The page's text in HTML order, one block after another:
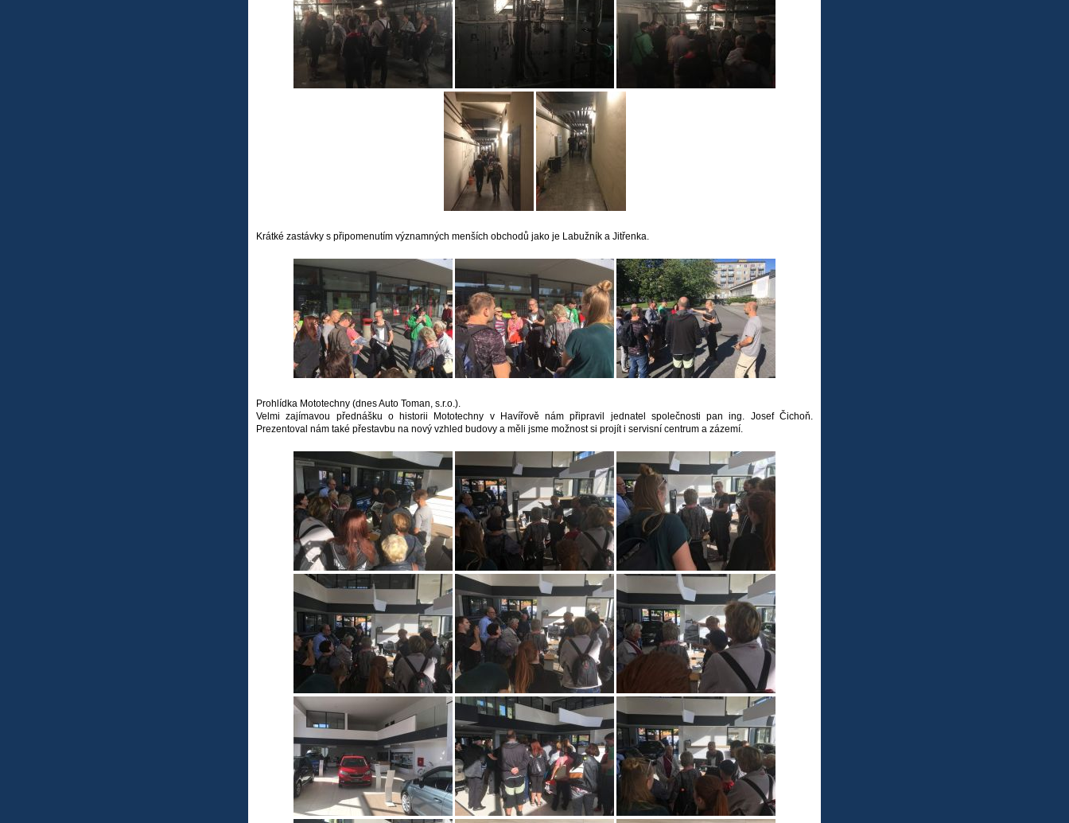
Krátké zastávky s připomenutím významných menších obchodů jako je Labužník a Jitřenka.
Prohlídka Mototechny (dnes Auto Toman, s.r.o.).
Velmi zajímavou přednášku o historii Mototechny v Havířově nám připravil jednatel společnosti pan ing. Josef Čichoň.
Prezentoval nám také přestavbu na nový vzhled budovy a měli jsme možnost si projít i servisní centrum a zázemí.